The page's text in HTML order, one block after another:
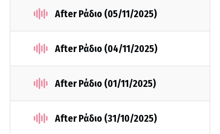
After Ράδιο (05/11/2025)
After Ράδιο (04/11/2025)
After Ράδιο (01/11/2025)
After Ράδιο (31/10/2025)